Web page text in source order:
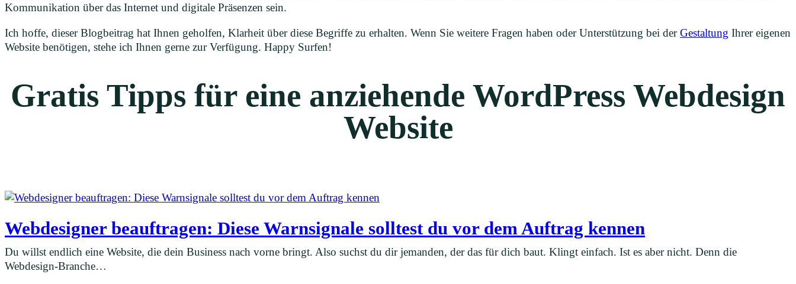
Kommunikation über das Internet und digitale Präsenzen sein.
Ich hoffe, dieser Blogbeitrag hat Ihnen geholfen, Klarheit über diese Begriffe zu erhalten. Wenn Sie weitere Fragen haben oder Unterstützung bei derGestaltung Ihrer eigenen
Website benötigen, stehe ich Ihnen gerne zur Verfügung. Happy Surfen!
Gratis Tipps für eine anziehende WordPress Webdesign
Website
Webdesigner beauftragen: Diese Warnsignale solltest du vor dem Auftrag kennen
Du willst endlich eine Website, die dein Business nach vorne bringt. Also suchst du dir jemanden, der das für dich baut. Klingt einfach. Ist es aber nicht. Denn die
Webdesign-Branche…